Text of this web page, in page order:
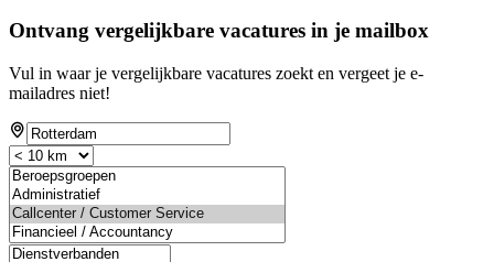
Ontvang vergelijkbare vacatures in je mailbox
Vul in waar je vergelijkbare vacatures zoekt en vergeet je e-
mailadres niet!